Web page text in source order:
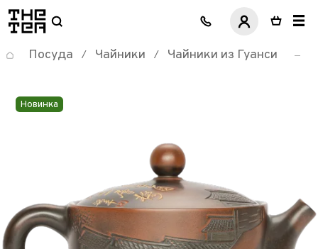
логотип
Посуда / Чайники / Чайники из Гуанси
Новинка